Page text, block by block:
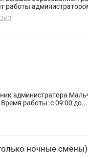
программы). Опыт работы
администратора
2 🕘 Время работы: с 09:00 до...
ночные смены)